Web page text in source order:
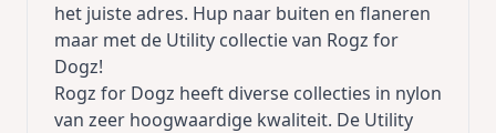
het juiste adres. Hup naar buiten en flaneren
maar met de Utility collectie van Rogz for
Dogz!
Rogz for Dogz heeft diverse collecties in nylon
van zeer hoogwaardige kwaliteit. De Utility